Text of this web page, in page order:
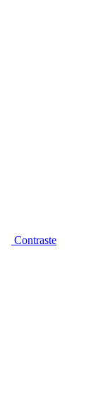
Contraste